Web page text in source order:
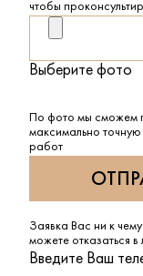
чтобы
Выберите фото
По фото мы сможем
максимально точную
работ
Заявка Вас ни к
можете отказаться
Введите Ваш